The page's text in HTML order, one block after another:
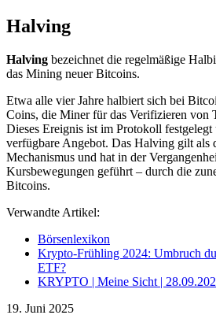
Halving
Halving bezeichnet die regelmäßige
das Mining neuer Bitcoins.
Etwa alle vier Jahre halbiert sich bei
Coins, die Miner für das Verifizieren von
Dieses Ereignis ist im Protokoll festgelegt
verfügbare Angebot. Das Halving gilt als
Mechanismus und hat in der
Kursbewegungen geführt – durch die
Bitcoins.
Verwandte Artikel:
Börsenlexikon
Krypto-Frühling 2024: Umbruch
ETF?
KRYPTO | Meine Sicht |
19. Juni 2025